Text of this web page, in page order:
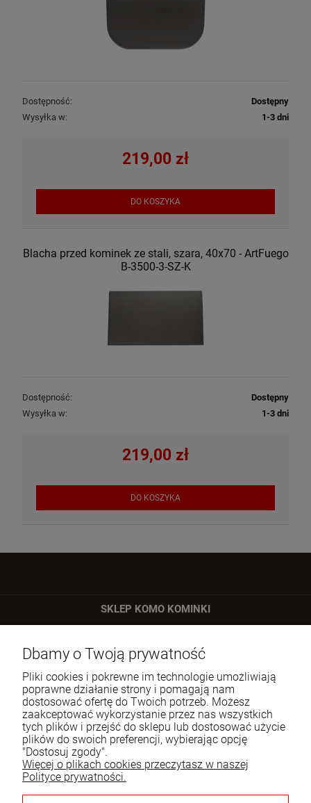
Dostępność:
Dostępny
Wysyłka w:
1-3 dni
219,00 zł
DO KOSZYKA
Blacha przed kominek ze stali, szara, 40x70 - ArtFuego
B-3500-3-SZ-K
Dostępność:
Dostępny
Wysyłka w:
1-3 dni
219,00 zł
DO KOSZYKA
SKLEP KOMO KOMINKI
00-716 Warszawa
Tel.:
22 651 09 06
E-mail:
sklep@komo.pl
Moje konto
Pomoc
Informacje
Dbamy o Twoją prywatność
Pliki cookies i pokrewne im technologie umożliwiają
poprawne działanie strony i pomagają nam
dostosować ofertę do Twoich potrzeb. Możesz
zaakceptować wykorzystanie przez nas wszystkich
tych plików i przejść do sklepu lub dostosować użycie
plików do swoich preferencji, wybierając opcję
"Dostosuj zgody".
Więcej o plikach cookies przeczytasz w naszej
Polityce prywatności.